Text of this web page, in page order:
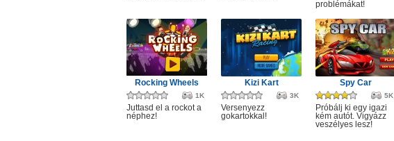
problémákat!
Rocking Wheels
1K
Juttasd el a rockot a
néphez!
Kizi Kart
3K
Versenyezz
gokartokkal!
Spy Car
5K
Próbálj ki egy igazi
kém autót. Vigyázz
veszélyes lesz!